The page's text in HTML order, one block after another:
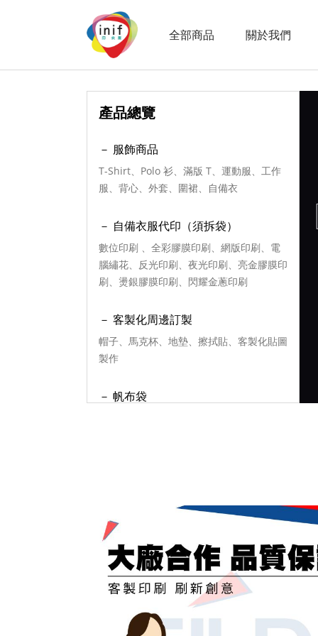
全部商品 關於我們
產品總覽
－ 服飾商品
T-Shirt、Polo 衫、滿版 T、運動服、工作
服、背心、外套、圍裙、自備衣
－ 自備衣服代印（須拆袋）
數位印刷 、全彩膠膜印刷、網版印刷、電
腦繡花、反光印刷、夜光印刷、亮金膠膜印
刷、燙銀膠膜印刷、閃耀金蔥印刷
－ 客製化周邊訂製
帽子、馬克杯、地墊、擦拭貼、客製化貼圖
製作
－ 帆布袋
－ HOT!!熱門需求